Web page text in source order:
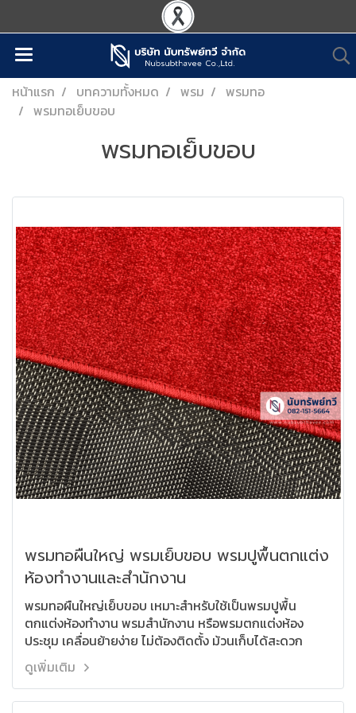
หน้าแรก บทความทั้งหมด พรม
พรมทอ
พรมทอเย็บขอบ
พรมทอเย็บขอบ
พรมทอผืนใหญ่ พรมเย็บขอบ พรมปูพื้นตกแต่ง
ห้องทำงานและสำนักงาน
พรมทอผืนใหญ่เย็บขอบ เหมาะสำหรับใช้เป็นพรมปูพื้น
ตกแต่งห้องทำงาน พรมสำนักงาน หรือพรมตกแต่งห้อง
ประชุม เคลื่อนย้ายง่าย ไม่ต้องติดตั้ง ม้วนเก็บได้สะดวก
ดูเพิ่มเติม